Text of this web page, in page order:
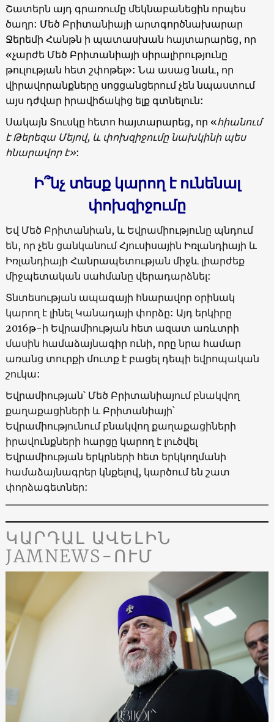
Շատերն այդ գրառումը մեկնաբանեցին որպես
ծաղր: Մեծ Բրիտանիայի արտգործնախարար
Ջերեմի Հանթն ի պատասխան հայտարարեց, որ
«չարժե Մեծ Բրիտանիայի սիրալիրությունը
թուլության հետ շփոթել»: Նա ասաց նաև, որ
վիրավորանքները սոցցանցերում չեն նպաստում
այս դժվար իրավիճակից ելք գտնելուն:
Սակայն Տուսկը հետո հայտարարեց, որ «հիանում
է Թերեզա Մեյով, և փոխզիջումը նախկինի պես
հնարավոր է»:
Ի՞նչ տեսք կարող է ունենալ
փոխզիջումը
Եվ Մեծ Բրիտանիան, և Եվրամիությունը պնդում
են, որ չեն ցանկանում Հյուսիսային Իռլանդիայի և
Իռլանդիայի Հանրապետության միջև լիարժեք
միջպետական սահմանը վերադարձնել:
Տնտեսության ապագայի հնարավոր օրինակ
կարող է լինել Կանադայի փորձը: Այդ երկիրը
2016թ-ի Եվրամիության հետ ազատ առևտրի
մասին համաձայնագիր ունի, որը նրա համար
առանց տուրքի մուտք է բացել դեպի եվրոպական
շուկա:
Եվրամիության՝ Մեծ Բրիտանիայում բնակվող
քաղաքացիների և Բրիտանիայի՝
Եվրամիությունում բնակվող քաղաքացիների
իրավունքների հարցը կարող է լուծվել
Եվրամիության երկրների հետ երկկողմանի
համաձայնագրեր կնքելով, կարծում են շատ
փորձագետներ:
ԿԱՐԴԱԼ ԱՎԵԼԻՆ
JAMNEWS-ՈՒՄ